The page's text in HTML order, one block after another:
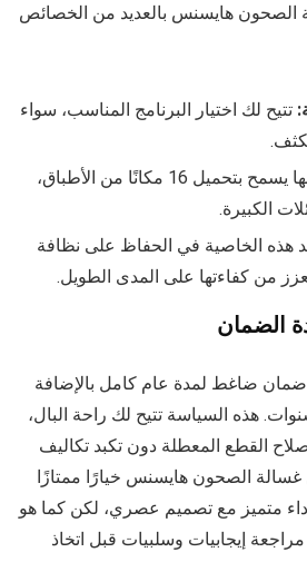
الصحون هايسنس بالعديد من الخصائص
تتيح لك اختيار البرنامج المناسب، سواء
تصميمها يسمح بتحميل 16 مكانًا من الأطباق،
الكبيرة.
هذه الخاصية في الحفاظ على نظافة
من كفاءتها على المدى الطويل.
الضمان
ضاغط لمدة عام كامل بالإضافة
هذه السياسة تتيح لك راحة البال،
القطع المعطلة دون تكبد تكاليف
الصحون هايسنس خيارًا ممتازًا
متميز مع تصميم عصري، لكن كما هو
إيجابيات وسلبيات قبل اتخاذ